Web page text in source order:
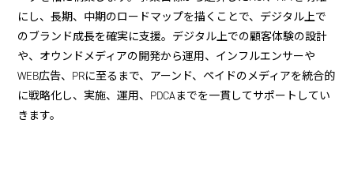
にし、長期、中期のロードマップを描くことで、デジタル上で
のブランド成長を確実に支援。デジタル上での顧客体験の設計
や、オウンドメディアの開発から運用、インフルエンサーや
WEB広告、PRに至るまで、アーンド、ペイドのメディアを統合的
に戦略化し、実施、運用、PDCAまでを一貫してサポートしてい
きます。